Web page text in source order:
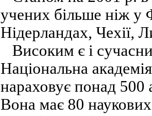
учених більше ніж у
Нідерландах, Чехії,
Високим є і
Національна
нараховує понад 500
Вона має 80